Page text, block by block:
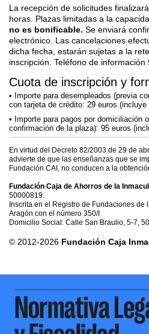
La recepción de solicitudes
horas. Plazas limitadas a la
no es bonificable. Se enviará
electrónico. Las cancelaciones
dicha fecha, estarán sujetas a la
inscripción. Teléfono de información
Cuota de inscripción y
Importe para desempleados (previa
con tarjeta de crédito: 29 euros (incluye
Importe para pagos por domiciliación
confirmación de la plaza): 95 euros
En virtud del Decreto 82/2003 de 29 de
advierte de que las enseñanzas que se
Fundación CAI, no conducen a la
Fundación Caja de Ahorros de la
50000819.
Inscrita en el Registro de Fundaciones de
Aragón con el número 350/I
Domicilio Social: Calle San Braulio, 5-7,
© 2012-2026 Fundación Caja